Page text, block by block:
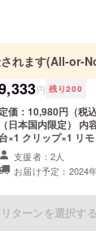
提供し続けるこ
せ→Eメール：
れます(All-or-
円 残り200
定価：10,980円（税
（日本国内限定） 内
台×1 クリップ×1 リ
電池（2本）×1 Type-
日本語取扱説明書×1 1.製造拠点：中
2.商品が具体的にど
スク：配送は海外発
から国際普通便を
支援者：2人
お届け予定：2024
ターンを選択する